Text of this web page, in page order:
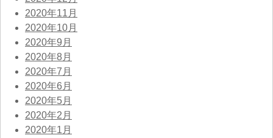
2020年11月
2020年10月
2020年9月
2020年8月
2020年7月
2020年6月
2020年5月
2020年2月
2020年1月